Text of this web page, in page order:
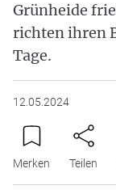
Grünheide
richten ihren
Tage.
12.05.2024
Merken Teilen